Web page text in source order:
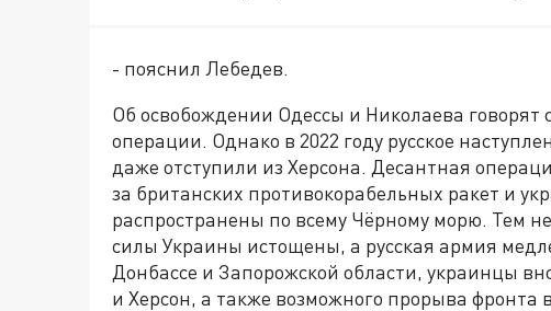
- пояснил Лебедев.
Об освобождении Одессы и Николаева говорят
операции. Однако в 2022 году русское
даже отступили из Херсона. Десантная
за британских противокорабельных ракет и
распространены по всему Чёрному морю. Тем
силы Украины истощены, а русская армия
Донбассе и Запорожской области, украинцы
и Херсон, а также возможного прорыва фронта